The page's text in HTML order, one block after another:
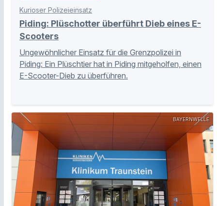
Kurioser Polizeieinsatz
Piding: Plüschotter überführt Dieb eines E-
Scooters
Ungewöhnlicher Einsatz für die Grenzpolizei in
Piding: Ein Plüschtier hat in Piding mitgeholfen, einen
E-Scooter-Dieb zu überführen.
BAYERNWELLE